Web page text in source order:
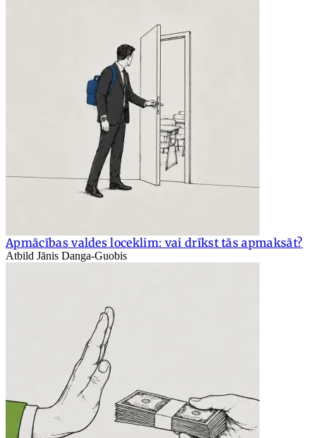
Apmācības valdes loceklim: vai drīkst tās apmaksāt?
Atbild Jānis Danga-Guobis